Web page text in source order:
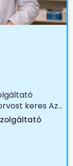
keres Az...